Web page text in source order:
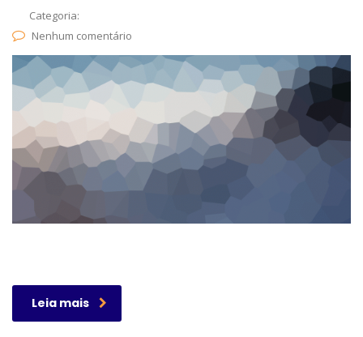
Categoria:
Nenhum comentário
Leia mais